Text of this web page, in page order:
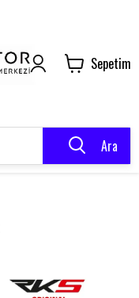
Sepetim
Ara